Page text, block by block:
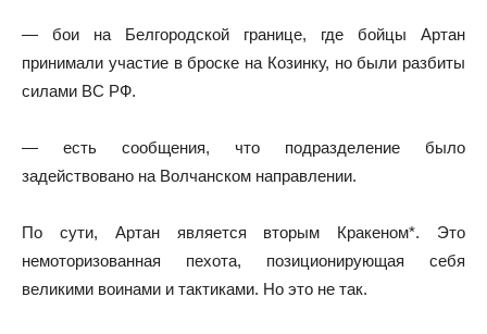
— бои на Белгородской границе, где бойцы Артан
принимали участие в броске на Козинку, но были разбиты
силами ВС РФ.
— есть сообщения, что подразделение было
задействовано на Волчанском направлении.
По сути, Артан является вторым Кракеном*. Это
немоторизованная пехота, позиционирующая себя
великими воинами и тактиками. Но это не так.